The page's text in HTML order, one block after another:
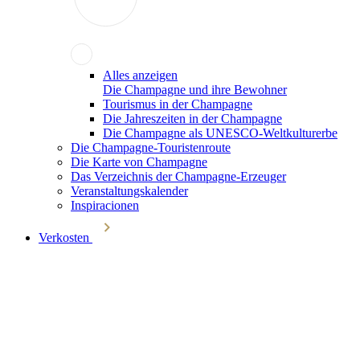
Alles anzeigen
Die Champagne und ihre Bewohner
Tourismus in der Champagne
Die Jahreszeiten in der Champagne
Die Champagne als UNESCO-Weltkulturerbe
Die Champagne-Touristenroute
Die Karte von Champagne
Das Verzeichnis der Champagne-Erzeuger
Veranstaltungskalender
Inspiracionen
Verkosten